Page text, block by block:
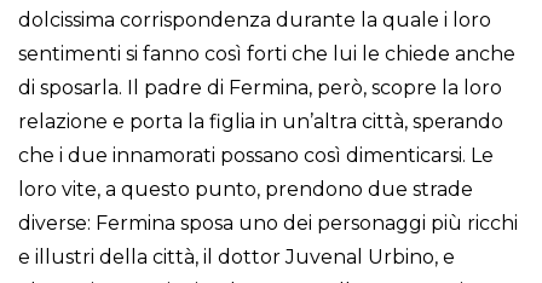
dolcissima corrispondenza durante la quale i loro
sentimenti si fanno così forti che lui le chiede anche
di sposarla. Il padre di Fermina, però, scopre la loro
relazione e porta la figlia in un’altra città, sperando
che i due innamorati possano così dimenticarsi. Le
loro vite, a questo punto, prendono due strade
diverse: Fermina sposa uno dei personaggi più ricchi
e illustri della città, il dottor Juvenal Urbino, e